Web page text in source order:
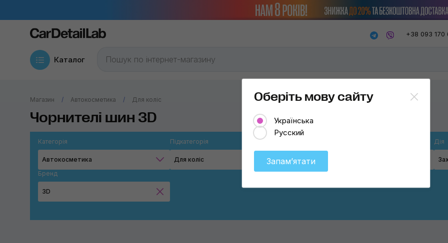
+38 093 170
Каталог
Магазин Автокосметика Для коліс
Чорнителі шин 3D
Категорія
Автокосметика
Підкатегорія
Для коліс Шини
Дія
Бренд
3D
Оберіть мову сайту
Українська
Русский
Запамʼятати